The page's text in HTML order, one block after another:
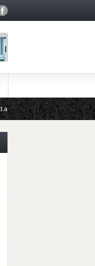
3Dプリンタ用材料専門ショップ